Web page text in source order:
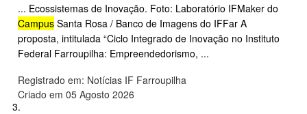
... Ecossistemas de Inovação. Foto: Laboratório IFMaker do
Campus Santa Rosa / Banco de Imagens do IFFar A
proposta, intitulada “Ciclo Integrado de Inovação no Instituto
Federal Farroupilha: Empreendedorismo, ...
Registrado em: Notícias IF Farroupilha
Criado em 05 Agosto 2026
3.